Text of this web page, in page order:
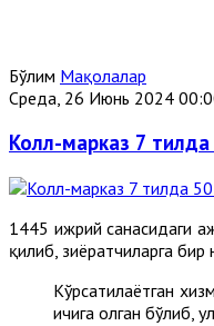
Бўлим Мақолалар
Среда, 26 Июнь 2024
Колл-марказ 7
1445 ҳижрий санасидаги
қилиб, зиёратчиларга
Кўрсатилаётган
ичига олган бўлиб,